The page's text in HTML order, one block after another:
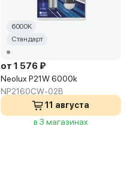
6000K
Стандарт
от 1 576 ₽
Neolux P21W 6000k
NP2160CW-02B
11 августа
в 3 магазинах